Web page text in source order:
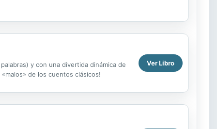
y con una divertida dinámica de
de los cuentos clásicos!
Ver Libro